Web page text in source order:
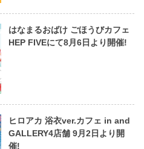
はなまるおばけ ごほうびカフェ
HEP FIVEにて8月6日より開催!
ヒロアカ 浴衣ver.カフェ in and
GALLERY4店舗 9月2日より開
催!